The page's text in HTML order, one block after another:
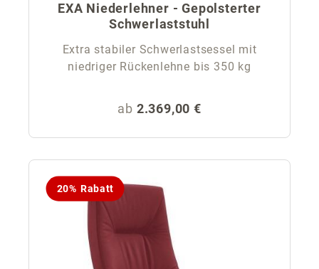
EXA Niederlehner - Gepolsterter
Schwerlaststuhl
Extra stabiler Schwerlastsessel mit
niedriger Rückenlehne bis 350 kg
Regulärer Preis:
ab 2.369,00 €
20% Rabatt